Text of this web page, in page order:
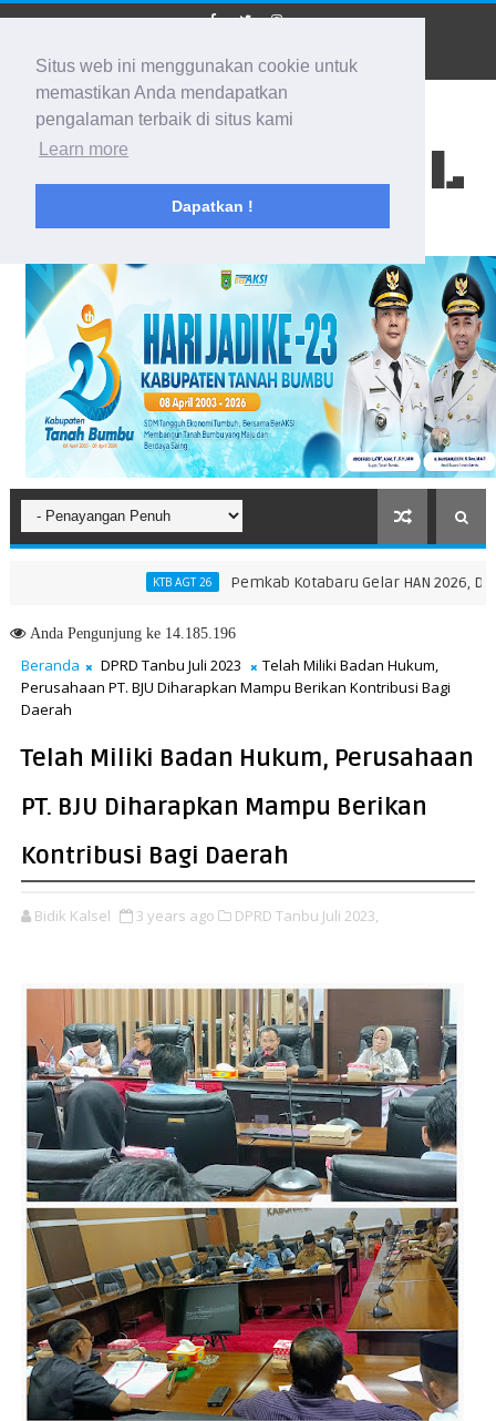
Situs web ini menggunakan cookie untuk
memastikan Anda mendapatkan
pengalaman terbaik di situs kami
Learn more
Dapatkan !
BIDIK KALSEL
Membidik Ke Segala Arah
KTB AGT 26 Pemkab Kotabaru Gelar HAN 2026, Dorong
NTT, Menteri Nusron: Gunakan Sudut Pandang Masyarakat
AndaPengunjung ke 14.185.196
Beranda DPRD Tanbu Juli 2023
Telah Miliki Badan Hukum,
Perusahaan PT. BJU Diharapkan Mampu Berikan Kontribusi Bagi
Daerah
Telah Miliki Badan Hukum, Perusahaan
PT. BJU Diharapkan Mampu Berikan
Kontribusi Bagi Daerah
Bidik Kalsel 3 years ago DPRD Tanbu Juli 2023,